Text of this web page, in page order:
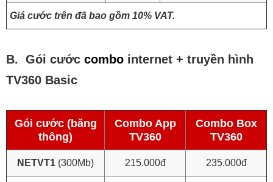
Giá cước trên đã bao gồm 10% VAT.
B. Gói cước combo internet + truyền hình
TV360 Basic
Gói cước (băng
thông)
Combo App
TV360
Combo Box
TV360
NETVT1 (300Mb) 215.000đ 235.000đ